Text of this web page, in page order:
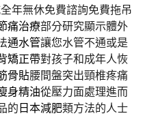
年無休免費諮詢免費拖吊
痛治療部分研究顯示體外
通水管讓您水管不通或是
矯正帶對孩子和成年人恢
骨貼腰間盤突出頸椎疼痛
身精油從壓力面處理進而
的日本減肥類方法的人士